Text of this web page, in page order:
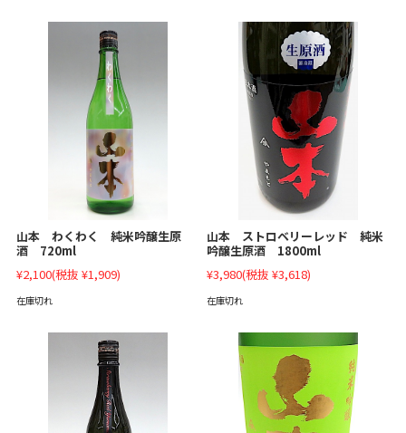
山本 わくわく 純米吟醸生原
酒 720ml
¥2,100(税抜 ¥1,909)
在庫切れ
山本 ストロベリーレッド 純米
吟醸生原酒 1800ml
¥3,980(税抜 ¥3,618)
在庫切れ